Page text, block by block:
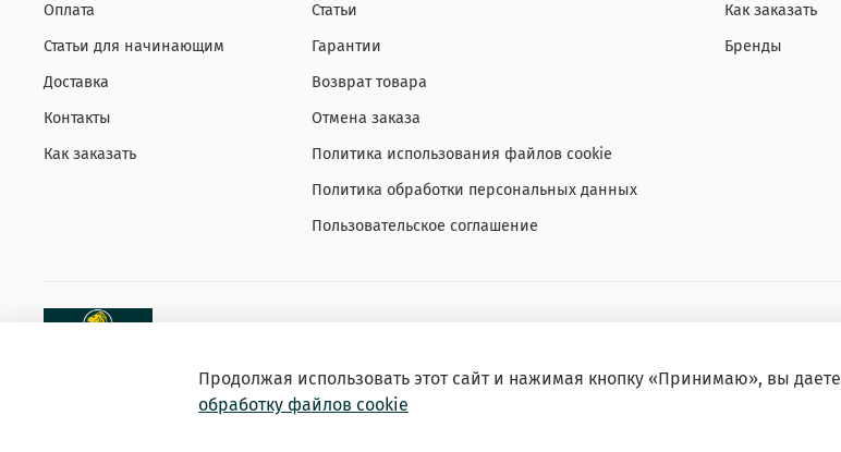
Оплата
Статьи для начинающим
Доставка
Контакты
Как заказать
Статьи
Гарантии
Возврат товара
Отмена заказа
Политика использования файлов cookie
Политика обработки персональных данных
Пользовательское соглашение
Как заказать
Бренды
Продолжая использовать этот сайт и нажимая кнопку «Принимаю», вы даете
обработку файлов cookie